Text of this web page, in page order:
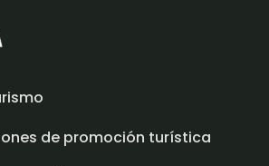
de promoción turística